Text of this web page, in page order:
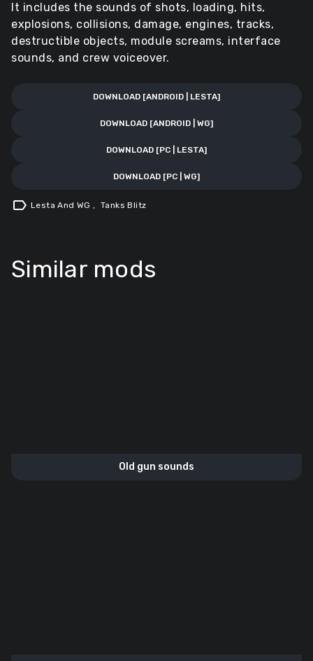
It includes the sounds of shots, loading, hits,
explosions, collisions, damage, engines, tracks,
destructible objects, module screams, interface
sounds, and crew voiceover.
DOWNLOAD [ANDROID | LESTA]
DOWNLOAD [ANDROID | WG]
DOWNLOAD [PC | LESTA]
DOWNLOAD [PC | WG]
label Lesta And WG, Tanks Blitz
Similar mods
Old gun sounds